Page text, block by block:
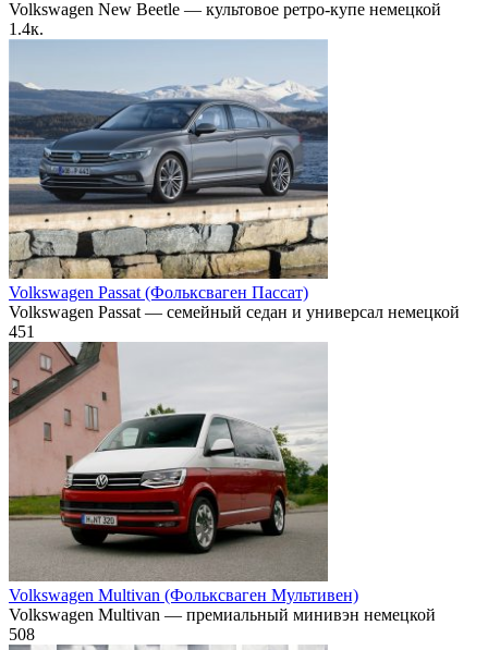
Volkswagen New Beetle — культовое ретро-купе немецкой
1.4к.
Volkswagen Passat (Фольксваген Пассат)
Volkswagen Passat — семейный седан и универсал немецкой
451
Volkswagen Multivan (Фольксваген Мультивен)
Volkswagen Multivan — премиальный минивэн немецкой
508